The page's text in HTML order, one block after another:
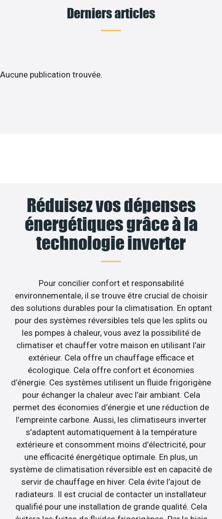
Derniers articles
Aucune publication trouvée.
Réduisez vos dépenses
énergétiques grâce à la
technologie inverter
Pour concilier confort et responsabilité
environnementale, il se trouve être crucial de choisir
des solutions durables pour la climatisation. En optant
pour des systèmes réversibles tels que les splits ou
les pompes à chaleur, vous avez la possibilité de
climatiser et chauffer votre maison en utilisant l’air
extérieur. Cela offre un chauffage efficace et
écologique. Cela offre confort et économies
d’énergie. Ces systèmes utilisent un fluide frigorigène
pour échanger la chaleur avec l’air ambiant. Cela
permet des économies d’énergie et une réduction de
l’empreinte carbone. Aussi, les climatiseurs inverter
s’adaptent automatiquement à la température
extérieure et consomment moins d’électricité, pour
une efficacité énergétique optimale. En plus, un
système de climatisation réversible est en capacité de
servir de chauffage en hiver. Cela évite l’ajout de
radiateurs. Il est crucial de contacter un installateur
qualifié pour une installation de grande qualité. Cela